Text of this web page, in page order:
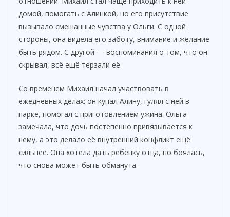
домой, помогать с Алинкой, но его присутствие
вызывало смешанные чувства у Ольги. С одной
стороны, она видела его заботу, внимание и желание
быть рядом. С другой — воспоминания о том, что он
скрывал, всё ещё терзали её.
Со временем Михаил начал участвовать в
ежедневных делах: он купал Алину, гулял с ней в
парке, помогал с приготовлением ужина. Ольга
замечала, что дочь постепенно привязывается к
нему, а это делало её внутренний конфликт ещё
сильнее. Она хотела дать ребёнку отца, но боялась,
что снова может быть обманута.